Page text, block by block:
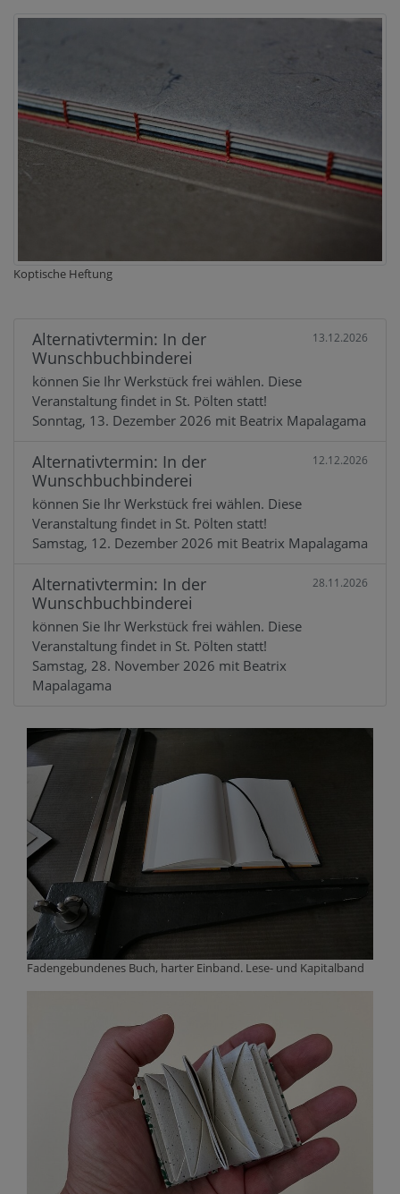
Koptische Heftung
Alternativtermin: In der
Wunschbuchbinderei
13.12.2026
können Sie Ihr Werkstück frei wählen. Diese
Veranstaltung findet in St. Pölten statt!
Sonntag, 13. Dezember 2026 mit Beatrix Mapalagama
Alternativtermin: In der
Wunschbuchbinderei
12.12.2026
können Sie Ihr Werkstück frei wählen. Diese
Veranstaltung findet in St. Pölten statt!
Samstag, 12. Dezember 2026 mit Beatrix Mapalagama
Alternativtermin: In der
Wunschbuchbinderei
28.11.2026
können Sie Ihr Werkstück frei wählen. Diese
Veranstaltung findet in St. Pölten statt!
Samstag, 28. November 2026 mit Beatrix
Mapalagama
Fadengebundenes Buch, harter Einband. Lese- und Kapitalband